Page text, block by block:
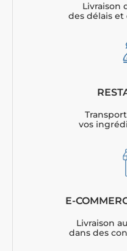
Livraison
des délais
vos
E-
Livraison
dans des